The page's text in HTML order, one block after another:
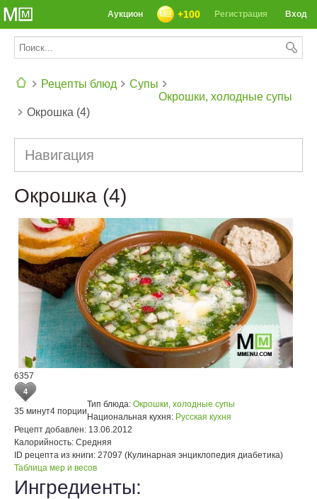
Вход
Регистрация
+100
Аукцион
Рецепты блюд
Супы
Окрошки, холодные супы
Окрошка (4)
Навигация
Окрошка (4)
6357
4
35 минут4 порции
Тип блюда: Окрошки, холодные супы
Национальная кухня: Русская кухня
Рецепт добавлен: 13.06.2012
Калорийность: Средняя
ID рецепта из книги: 27097 (Кулинарная энциклопедия диабетика)
Таблица мер и весов
Ингредиенты: